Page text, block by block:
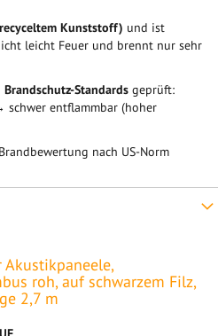
Kunststoff) und ist
leicht Feuer und brennt nur sehr
Brandschutz-Standards geprüft:
schwer entflammbar (hoher
nach US-Norm
roh, auf schwarzem Filz,
2,7 m